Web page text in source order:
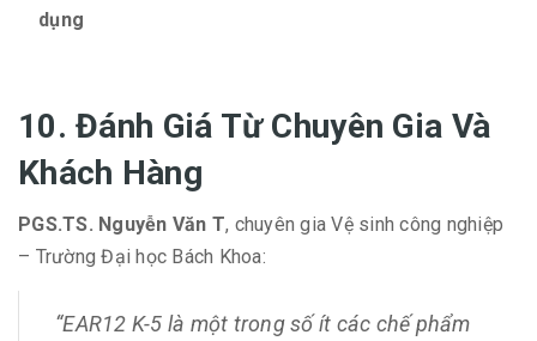
dụng
10. Đánh Giá Từ Chuyên Gia Và
Khách Hàng
PGS.TS. Nguyễn Văn T, chuyên gia Vệ sinh công nghiệp
– Trường Đại học Bách Khoa:
“EAR12 K-5 là một trong số ít các chế phẩm